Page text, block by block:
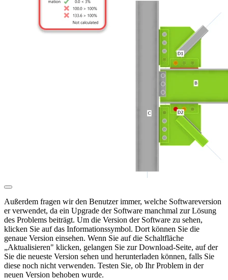
Außerdem fragen wir den Benutzer immer, welche Softwareversion
er verwendet, da ein Upgrade der Software manchmal zur Lösung
des Problems beiträgt. Um die Version der Software zu sehen,
klicken Sie auf das Informationssymbol. Dort können Sie die
genaue Version einsehen. Wenn Sie auf die Schaltfläche
„Aktualisieren" klicken, gelangen Sie zur Download-Seite, auf der
Sie die neueste Version sehen und herunterladen können, falls Sie
diese noch nicht verwenden. Testen Sie, ob Ihr Problem in der
neuen Version behoben wurde.